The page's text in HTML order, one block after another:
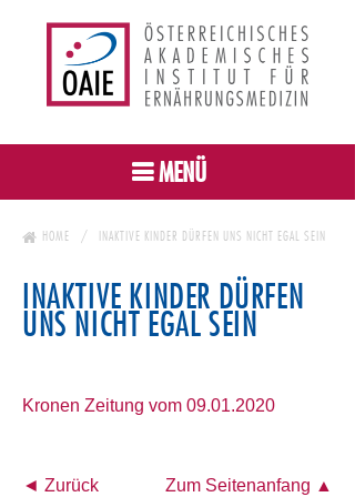
MENÜ
HOME INAKTIVE KINDER DÜRFEN UNS NICHT EGAL SEIN
INAKTIVE KINDER DÜRFEN
UNS NICHT EGAL SEIN
Kronen Zeitung vom 09.01.2020
◄ Zurück Zum Seitenanfang ▲